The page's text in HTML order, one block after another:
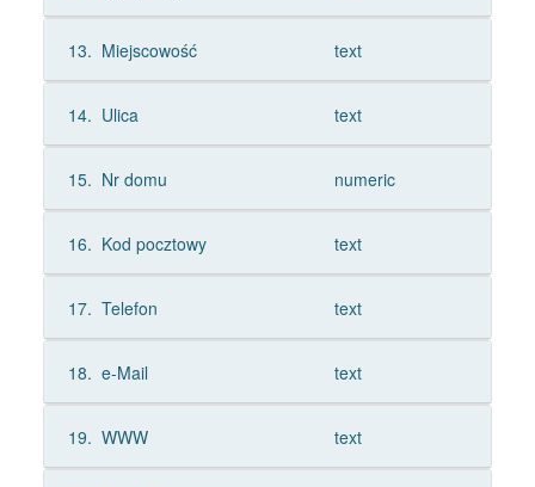
13. Miejscowość text
14. Ulica text
15. Nr domu numeric
16. Kod pocztowy text
17. Telefon text
18. e-Mail text
19. WWW text